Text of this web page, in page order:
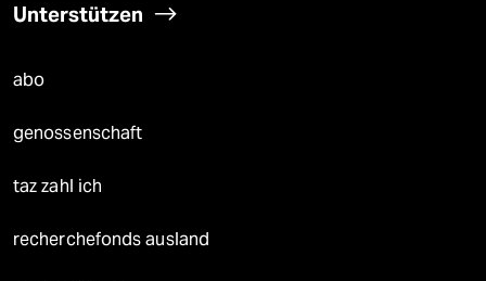
Unterstützen
abo
genossenschaft
taz zahl ich
recherchefonds ausland